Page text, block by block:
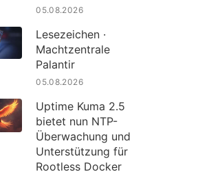
05.08.2026
Lesezeichen ·
Machtzentrale
Palantir
05.08.2026
Uptime Kuma 2.5
bietet nun NTP-
Überwachung und
Unterstützung für
Rootless Docker